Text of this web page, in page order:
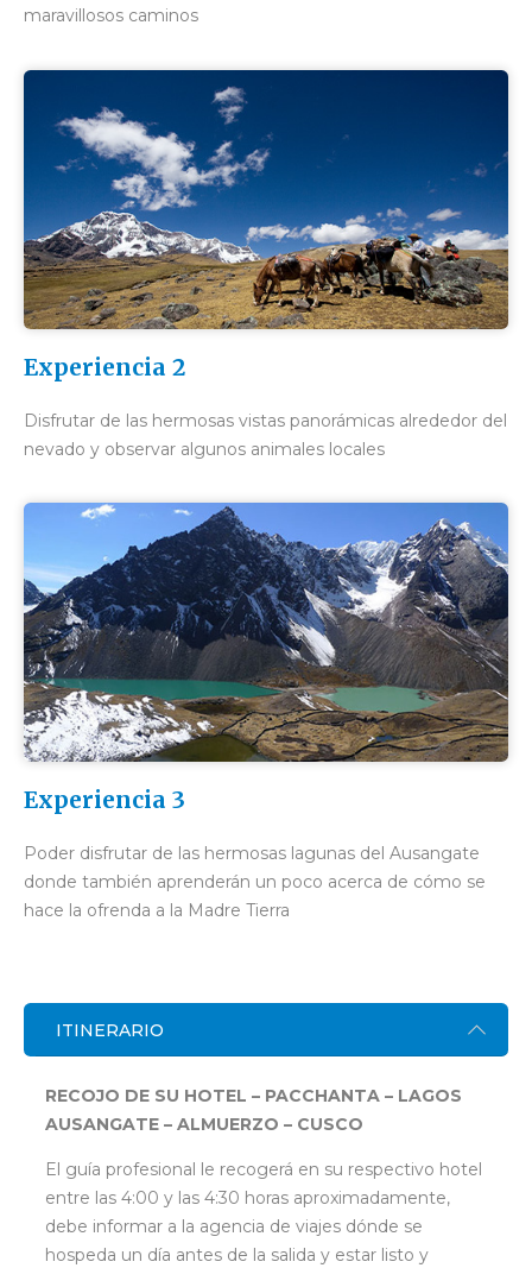
maravillosos caminos
Experiencia 2
Disfrutar de las hermosas vistas panorámicas alrededor del
nevado y observar algunos animales locales
Experiencia 3
Poder disfrutar de las hermosas lagunas del Ausangate
donde también aprenderán un poco acerca de cómo se
hace la ofrenda a la Madre Tierra
ITINERARIO
RECOJO DE SU HOTEL – PACCHANTA – LAGOS
AUSANGATE – ALMUERZO – CUSCO
El guía profesional le recogerá en su respectivo hotel
entre las 4:00 y las 4:30 horas aproximadamente,
debe informar a la agencia de viajes dónde se
hospeda un día antes de la salida y estar listo y